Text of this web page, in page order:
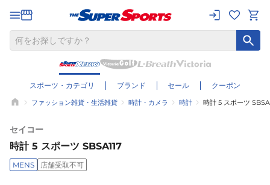
スポーツ・カテゴリ ブランド セール クーポン
ファッション雑貨・生活雑貨 時計・カメラ 時計 時計 5 スポーツ
セイコー
時計 5 スポーツ SBSA117
MENS 店舗受取不可